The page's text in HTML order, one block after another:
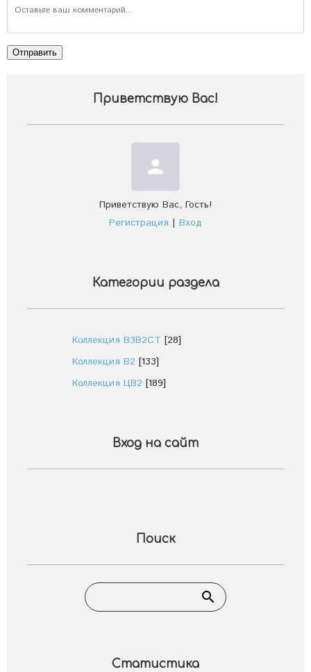
Отправить
Приветствую Вас!
person
Приветствую Вас, Гость!
Регистрация | Вход
Категории раздела
Коллекция В3В2СТ [28]
Коллекция В2 [133]
Коллекция ЦВ2 [189]
Вход на сайт
Поиск
Статистика